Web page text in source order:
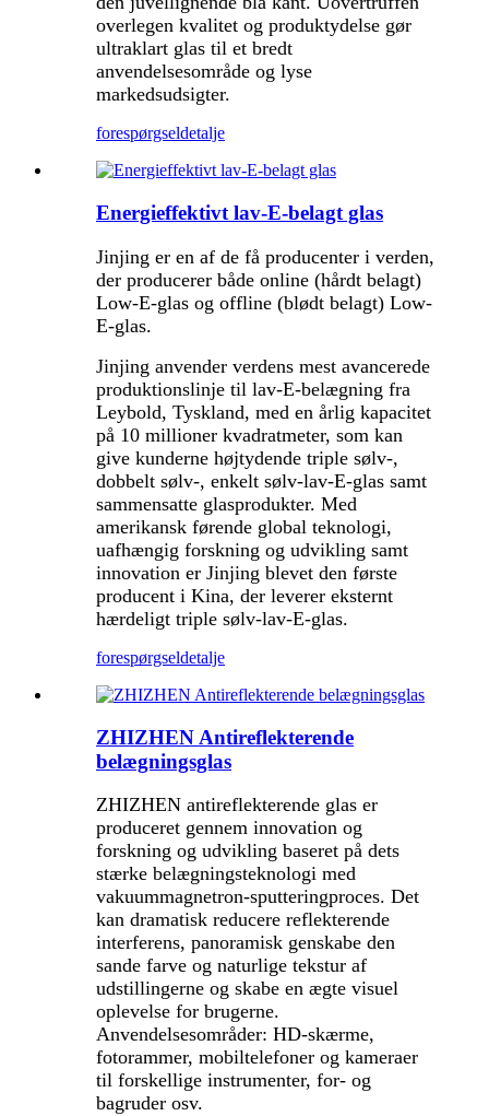
overlegen kvalitet og produktydelse gør
ultraklart glas til et bredt
anvendelsesområde og lyse
markedsudsigter.
forespørgseldetalje
Energieffektivt lav-E-belagt glas
Jinjing er en af ​​de få producenter i verden,
der producerer både online (hårdt belagt)
Low-E-glas og offline (blødt belagt) Low-
E-glas.
Jinjing anvender verdens mest avancerede
produktionslinje til lav-E-belægning fra
Leybold, Tyskland, med en årlig kapacitet
på 10 millioner kvadratmeter, som kan
give kunderne højtydende triple sølv-,
dobbelt sølv-, enkelt sølv-lav-E-glas samt
sammensatte glasprodukter. Med
amerikansk førende global teknologi,
uafhængig forskning og udvikling samt
innovation er Jinjing blevet den første
producent i Kina, der leverer eksternt
hærdeligt triple sølv-lav-E-glas.
forespørgseldetalje
ZHIZHEN Antireflekterende
belægningsglas
ZHIZHEN antireflekterende glas er
produceret gennem innovation og
forskning og udvikling baseret på dets
stærke belægningsteknologi med
vakuummagnetron-sputteringproces. Det
kan dramatisk reducere reflekterende
interferens, panoramisk genskabe den
sande farve og naturlige tekstur af
udstillingerne og skabe en ægte visuel
oplevelse for brugerne.
Anvendelsesområder: HD-skærme,
fotorammer, mobiltelefoner og kameraer
til forskellige instrumenter, for- og
bagruder osv.